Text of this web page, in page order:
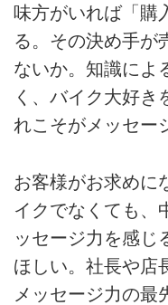
味方がいれば「購
る。その決め手が
ないか。知識によ
く、バイク大好き
れこそがメッセー
お客様がお求めに
イクでなくても、
ッセージ力を感じ
ほしい。社長や店
メッセージ力の最